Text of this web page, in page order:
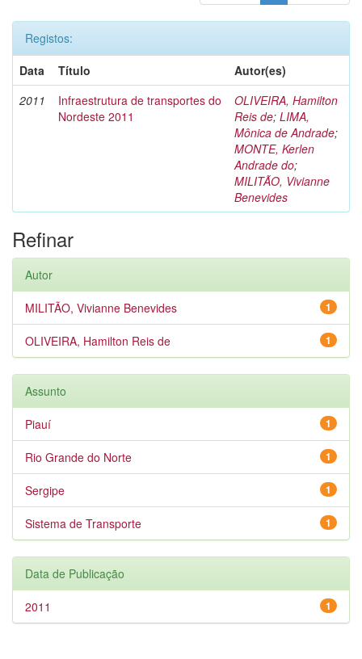
Registos:
Data
Título
Autor(es)
2011
Infraestrutura de transportes do
Nordeste 2011
OLIVEIRA, Hamilton
Reis de; LIMA,
Mônica de Andrade;
MONTE, Kerlen
Andrade do;
MILITÃO, Vivianne
Benevides
Refinar
Autor
1
MILITÃO, Vivianne Benevides
1
OLIVEIRA, Hamilton Reis de
Assunto
1
Piauí
1
Rio Grande do Norte
1
Sergipe
1
Sistema de Transporte
Data de Publicação
1
2011